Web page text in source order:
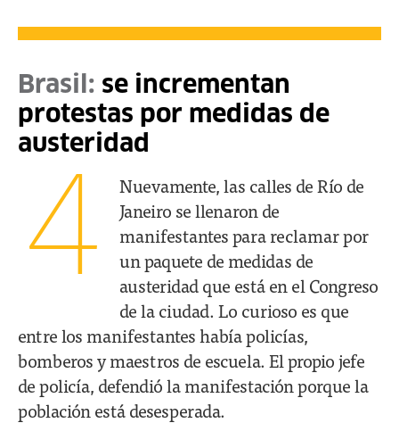
Brasil: se incrementan
protestas por medidas de
austeridad
4
Nuevamente, las calles de Río de
Janeiro se llenaron de
manifestantes para reclamar por
un paquete de medidas de
austeridad que está en el Congreso
de la ciudad. Lo curioso es que
entre los manifestantes había policías,
bomberos y maestros de escuela. El propio jefe
de policía, defendió la manifestación porque la
población está desesperada.